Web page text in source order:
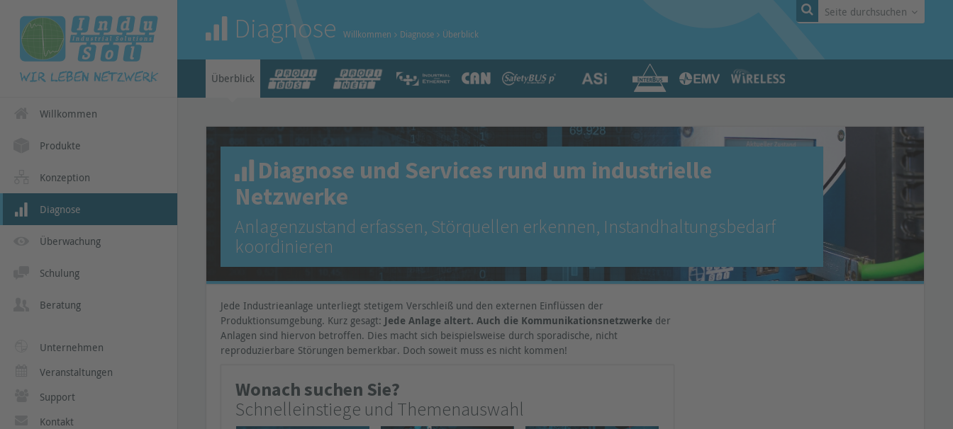
Willkommen
Produkte
Konzeption
Diagnose
Überwachung
Schulung
Beratung
Unternehmen
Veranstaltungen
Support
Kontakt
Seite durchsuchen
Diagnose Willkommen Diagnose Überblick
Überblick
Diagnose und Services rund um industrielle
Netzwerke
Anlagenzustand erfassen, Störquellen erkennen, Instandhaltungsbedarf
koordinieren
Jede Industrieanlage unterliegt stetigem Verschleiß und den externen Einflüssen der
Produktionsumgebung. Kurz gesagt: Jede Anlage altert. Auch die Kommunikationsnetzwerke der
Anlagen sind hiervon betroffen. Dies macht sich beispielsweise durch sporadische, nicht
reproduzierbare Störungen bemerkbar. Doch soweit muss es nicht kommen!
Wonach suchen Sie?
Schnelleinstiege und Themenauswahl